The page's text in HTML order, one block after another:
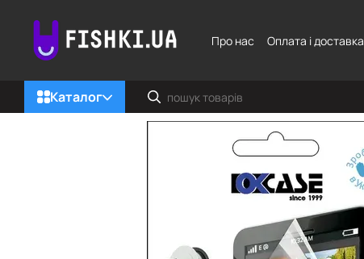
Про нас
Оплата і доставка
Каталог